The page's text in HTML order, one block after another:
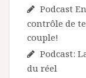
Podcast
contrôle de
couple!
Podcast:
du réel